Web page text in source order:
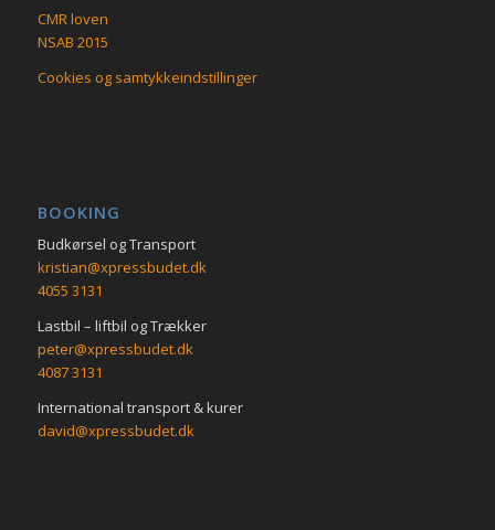
CMR loven
NSAB 2015
Cookies og samtykkeindstillinger
BOOKING
Budkørsel og Transport
kristian@xpressbudet.dk
4055 3131
Lastbil – liftbil og Trækker
peter@xpressbudet.dk
4087 3131
International transport & kurer
david@xpressbudet.dk